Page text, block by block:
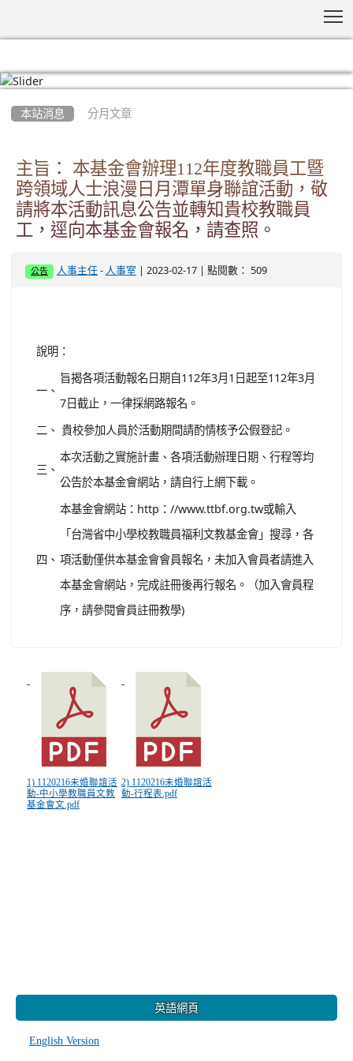
本站消息 分月文章
主旨： 本基金會辦理112年度教職員工暨
跨領域人士浪漫日月潭單身聯誼活動，敬
請將本活動訊息公告並轉知貴校教職員
工，逕向本基金會報名，請查照。
公告 人事主任 - 人事室 | 2023-02-17 | 點閱數： 509
說明：
一、
旨揭各項活動報名日期自112年3月1日起至112年3月
7日截止，一律採網路報名。
二、 貴校參加人員於活動期間請酌情核予公假登記。
三、
本次活動之實施計畫、各項活動辦理日期、行程等均
公告於本基金會網站，請自行上網下載。
四、
本基金會網站：http：//www.ttbf.org.tw或輸入
「台灣省中小學校教職員福利文教基金會」搜尋，各
項活動僅供本基金會會員報名，未加入會員者請進入
本基金會網站，完成註冊後再行報名。（加入會員程
序，請參閱會員註冊教學)
1) 1120216未婚聯誼活
動-中小學教職員文教
基金會文.pdf
2) 1120216未婚聯誼活
動-行程表.pdf
英語網頁
English Version